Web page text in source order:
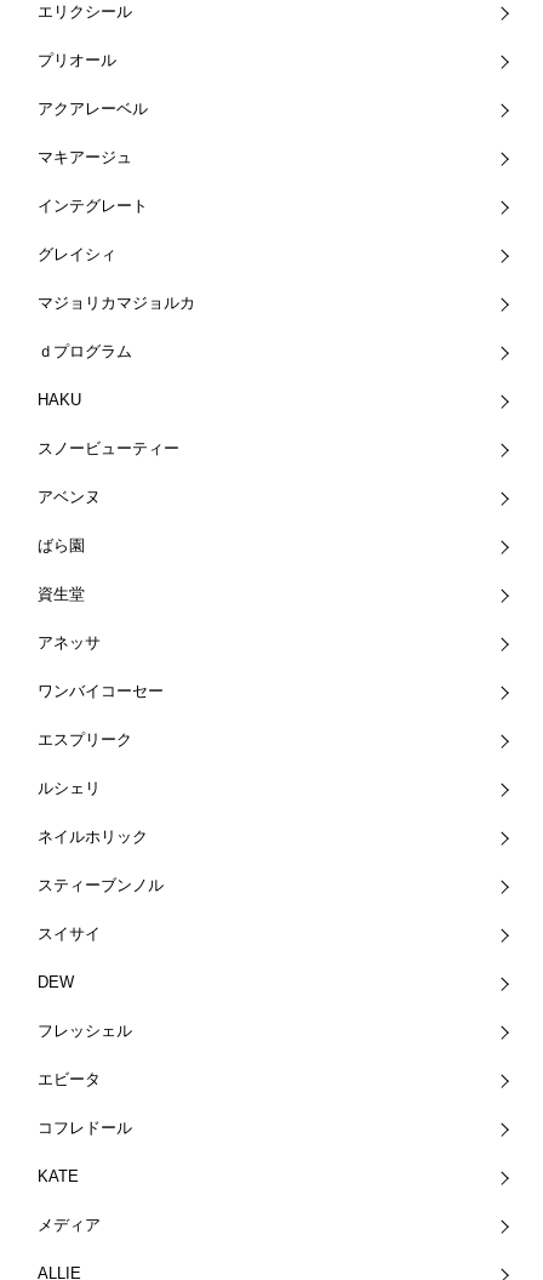
エリクシール
プリオール
アクアレーベル
マキアージュ
インテグレート
グレイシィ
マジョリカマジョルカ
ｄプログラム
HAKU
スノービューティー
アベンヌ
ばら園
資生堂
アネッサ
ワンバイコーセー
エスプリーク
ルシェリ
ネイルホリック
スティーブンノル
スイサイ
DEW
フレッシェル
エビータ
コフレドール
KATE
メディア
ALLIE